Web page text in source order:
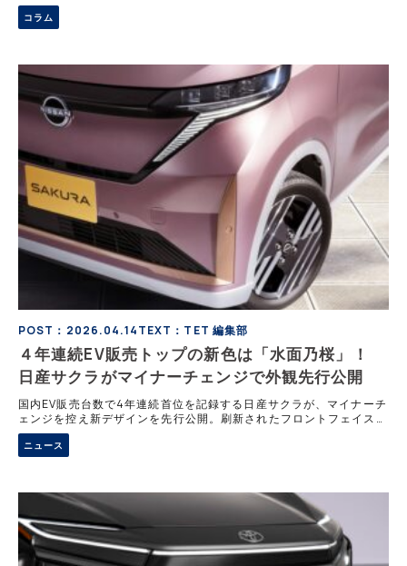
SU7シリーズは、スポーツモデルではポルシェ以上の速さを発揮し、
通常モデルでは同クラスのライバルを置き去りにする多機能っぷりを
披露した。そのSU7が1年で早くもマイナーチェンジを実施。詳細に
コラム
POST：2026.04.14TEXT：TET 編集部
４年連続EV販売トップの新色は「水面乃桜」！
日産サクラがマイナーチェンジで外観先行公開
国内EV販売台数で4年連続首位を記録する日産サクラが、マイナーチ
ェンジを控え新デザインを先行公開。刷新されたフロントフェイスや
日産初採用の新色「水面乃桜（ミナモノサクラ）」など、軽EVの枠
を超えた上質感を追求している。日本のEV市場を牽引する王者が放
つ新たな意匠と進化に注目だ。
ニュース